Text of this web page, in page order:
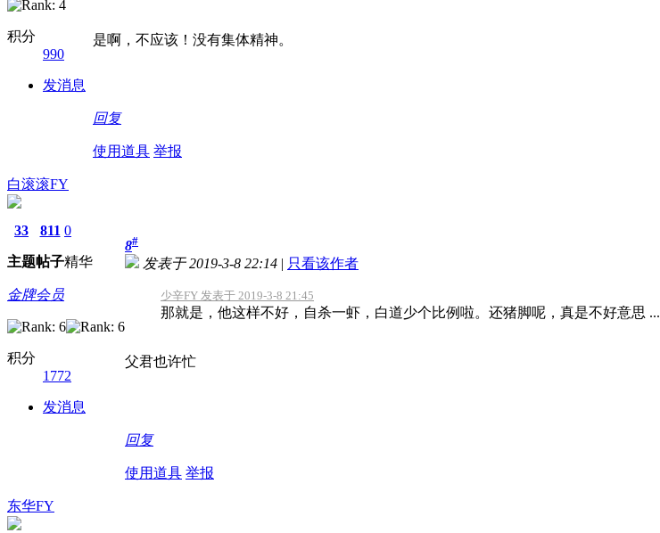
积分
990
发消息
是啊，不应该！没有集体精神。
回复
使用道具 举报
白滚滚FY
33
主题
811
帖子
0
精华
金牌会员
积分
1772
发消息
8#
发表于 2019-3-8 22:14 | 只看该作者
少辛FY 发表于 2019-3-8 21:45
那就是，他这样不好，自杀一虾，白道少个比例啦。还猪脚呢，真是不好意思 ...
父君也许忙
回复
使用道具 举报
东华FY